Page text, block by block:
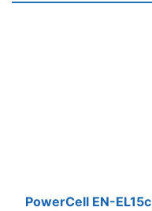
PowerCell EN-EL15c|